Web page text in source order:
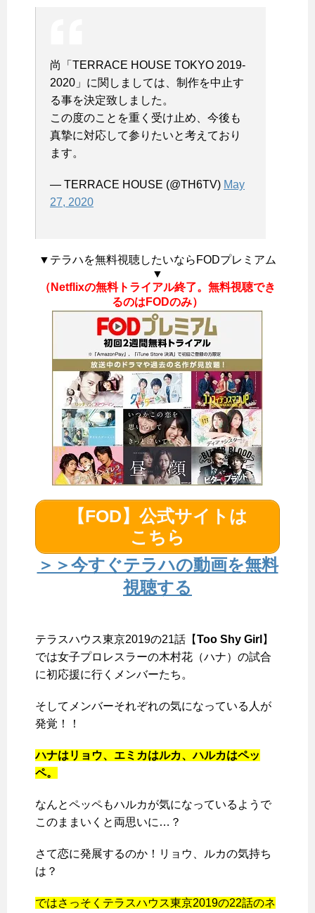
尚「TERRACE HOUSE TOKYO 2019-
2020」に関しましては、制作を中止す
る事を決定致しました。
この度のことを重く受け止め、今後も
真摯に対応して参りたいと考えており
ます。
— TERRACE HOUSE (@TH6TV) May
27, 2020
▼テラハを無料視聴したいならFODプレミアム
▼
（Netflixの無料トライアル終了。無料視聴でき
るのはFODのみ）
【FOD】公式サイトは
こちら
＞＞今すぐテラハの動画を無料
視聴する
テラスハウス東京2019の21話【Too Shy Girl 】
では女子プロレスラーの木村花（ハナ）の試合
に初応援に行くメンバーたち。
そしてメンバーそれぞれの気になっている人が
発覚！！
ハナはリョウ、エミカはルカ、ハルカはペッ
ペ。
なんとペッペもハルカが気になっているようで
このままいくと両思いに…？
さて恋に発展するのか！リョウ、ルカの気持ち
は？
ではさっそくテラスハウス東京2019の22話のネ